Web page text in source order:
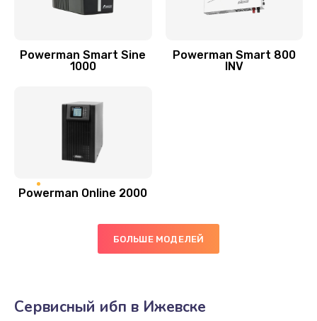
Powerman Smart Sine
1000
Powerman Smart 800
INV
Powerman Online 2000
БОЛЬШЕ МОДЕЛЕЙ
Сервисный ибп в Ижевске